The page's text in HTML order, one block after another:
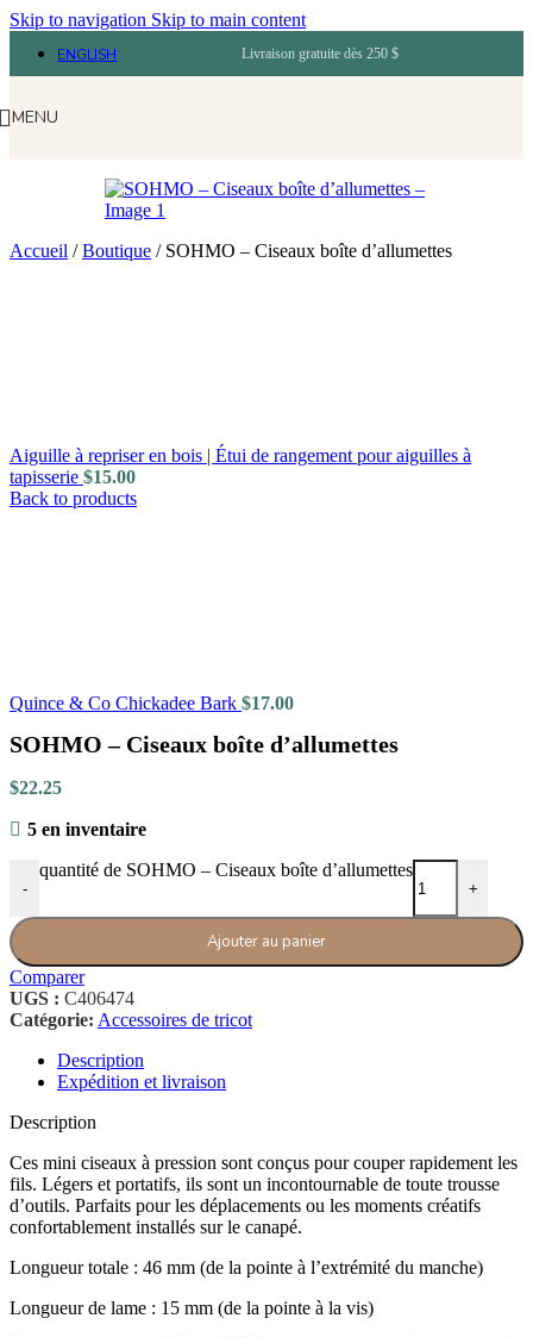
Skip to navigation Skip to main content
ENGLISH Livraison gratuite dès 250 $
MENU
Accueil /Boutique / SOHMO – Ciseaux boîte d’allumettes
Aiguille à repriser en bois | Étui de rangement pour aiguilles à
tapisserie $15.00
Back to products
Quince & Co Chickadee Bark $17.00
SOHMO – Ciseaux boîte d’allumettes
$22.25
5 en inventaire
-
quantité de SOHMO – Ciseaux boîte d’allumettes
+
Ajouter au panier
Comparer
UGS : C406474
Catégorie: Accessoires de tricot
Description
Expédition et livraison
Description
Ces mini ciseaux à pression sont conçus pour couper rapidement les
fils. Légers et portatifs, ils sont un incontournable de toute trousse
d’outils. Parfaits pour les déplacements ou les moments créatifs
confortablement installés sur le canapé.
Longueur totale : 46 mm (de la pointe à l’extrémité du manche)
Longueur de lame : 15 mm (de la pointe à la vis)